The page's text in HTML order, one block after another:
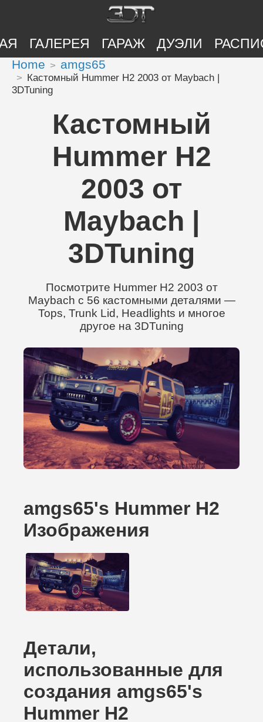
ГАЛЕРЕЯ ГАРАЖ ДУЭЛИ
Home amgs65
Кастомный Hummer H2 2003 от Maybach |
3DTuning
Кастомный
Hummer H2
2003 от
Maybach |
3DTuning
Посмотрите Hummer H2 2003 от
Maybach с 56 кастомными деталями —
Tops, Trunk Lid, Headlights и многое
другое на 3DTuning
amgs65's Hummer H2
Изображения
Детали,
использованные для
создания amgs65's
Hummer H2